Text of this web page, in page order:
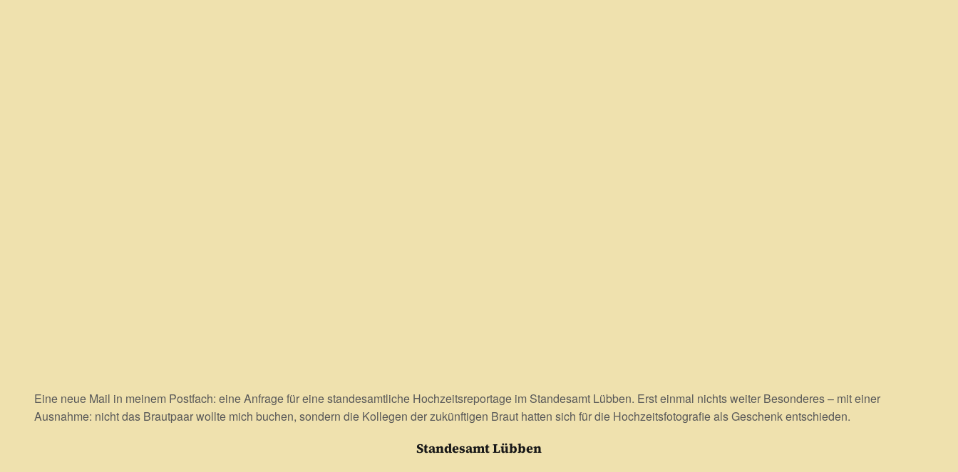
Eine neue Mail in meinem Postfach: eine Anfrage für eine standesamtliche Hochzeitsreportage im Standesamt Lübben. Erst einmal nichts weiter Besonderes – mit einer
Ausnahme: nicht das Brautpaar wollte mich buchen, sondern die Kollegen der zukünftigen Braut hatten sich für die Hochzeitsfotografie als Geschenk entschieden.
Standesamt Lübben